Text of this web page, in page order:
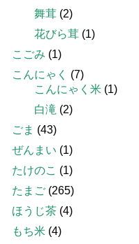
舞茸 (2)
花びら茸 (1)
こごみ (1)
こんにゃく
(7)
こんにゃく米 (1)
白滝 (2)
ごま (43)
ぜんまい (1)
たけのこ (1)
たまご (265)
ほうじ茶 (4)
もち米 (4)